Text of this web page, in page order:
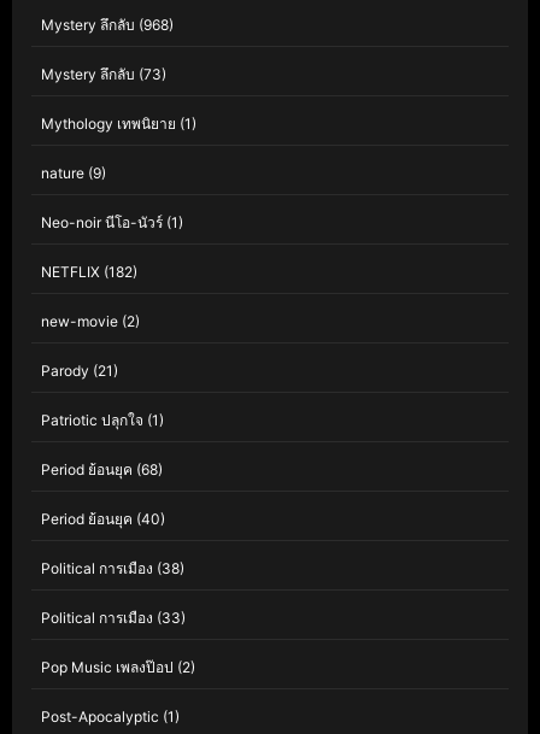
Mystery ลึกลับ (968)
Mystery ลึกลับ (73)
Mythology เทพนิยาย (1)
nature (9)
Neo-noir นีโอ-นัวร์ (1)
NETFLIX (182)
new-movie (2)
Parody (21)
Patriotic ปลุกใจ (1)
Period ย้อนยุค (68)
Period ย้อนยุค (40)
Political การเมือง (38)
Political การเมือง (33)
Pop Music เพลงป๊อป (2)
Post-Apocalyptic (1)